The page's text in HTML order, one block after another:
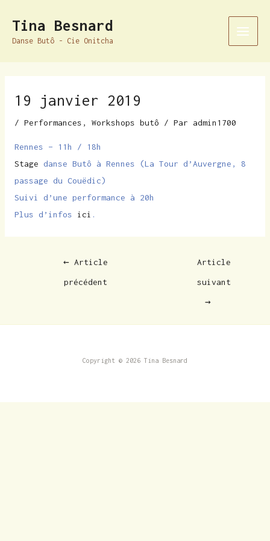
contenu
Tina Besnard
Danse Butô - Cie Onitcha
Main
19 janvier 2019
/ Performances , Workshops butô / Par admin1700
Rennes – 11h / 18h
Stage danse Butô à Rennes (La Tour d’Auvergne, 8
passage du Couëdic)
Suivi d’une performance à 20h
Plus d’infos ici .
des
articles
← Article
précédent
Article
suivant
→
Copyright © 2026 Tina Besnard